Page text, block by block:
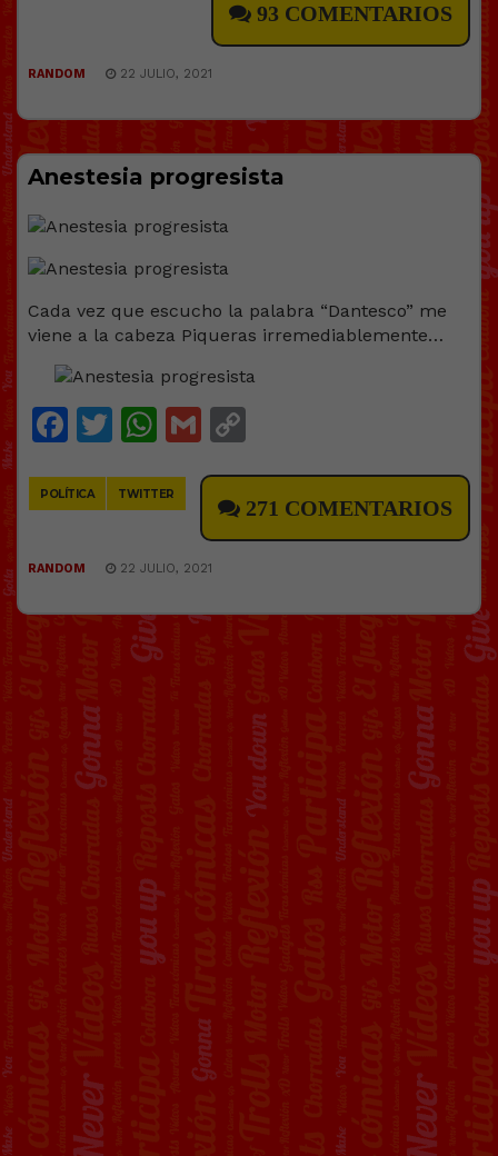
93 COMENTARIOS
RANDOM 22 JULIO, 2021
Anestesia progresista
Cada vez que escucho la palabra “Dantesco” me
viene a la cabeza Piqueras irremediablemente…
Facebook
Twitter
WhatsApp
Gmail
POLÍTICA TWITTER
271 COMENTARIOS
RANDOM 22 JULIO, 2021